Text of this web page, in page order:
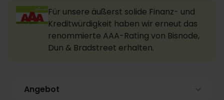
Für unsere äußerst solide Finanz- und
Kreditwürdigkeit haben wir erneut das
renommierte AAA-Rating von Bisnode,
Dun & Bradstreet erhalten.
Angebot